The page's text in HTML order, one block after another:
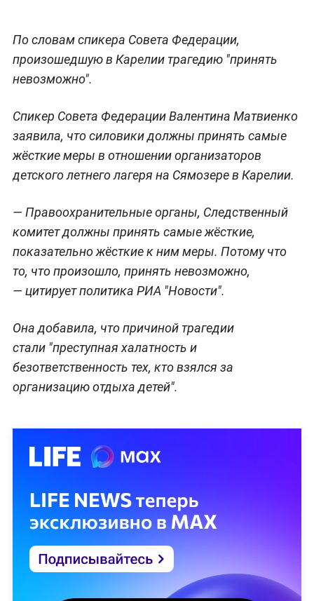
По словам спикера Совета Федерации,
произошедшую в Карелии трагедию "принять
невозможно".
Спикер Совета Федерации Валентина Матвиенко
заявила, что силовики должны принять самые
жёсткие меры в отношении организаторов
детского летнего лагеря на Сямозере в Карелии.
— Правоохранительные органы, Следственный
комитет должны принять самые жёсткие,
показательно жёсткие к ним меры. Потому что
то, что произошло, принять невозможно,
— цитирует политика РИА "Новости".
Она добавила, что причиной трагедии
стали "преступная халатность и
безответственность тех, кто взялся за
организацию отдыха детей".